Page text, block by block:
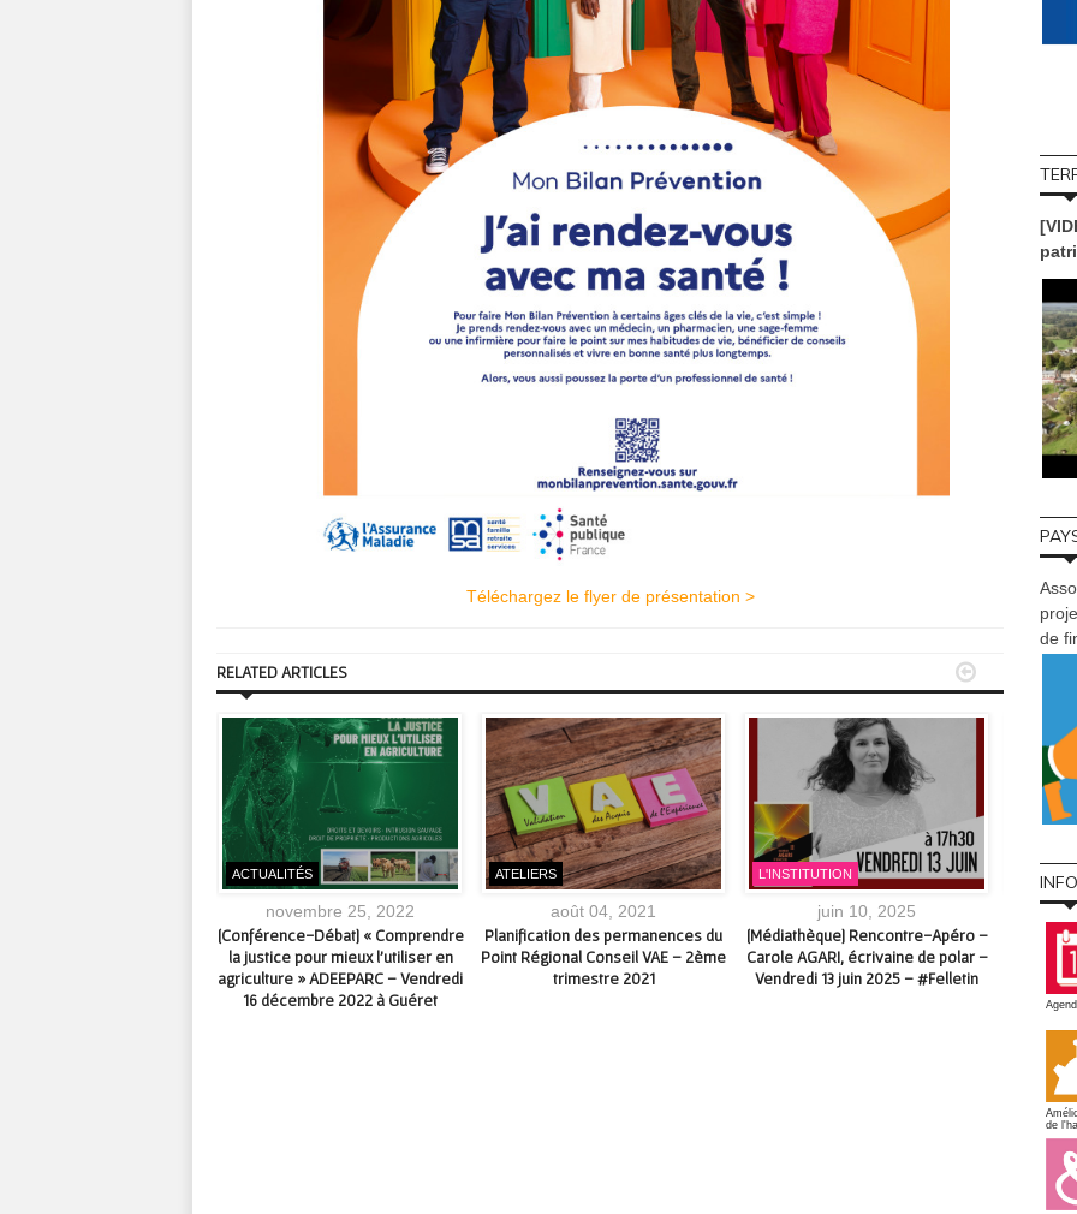
Téléchargez le flyer de présentation >
RELATED ARTICLES
ACTUALITÉS
novembre 25, 2022
[Conférence-Débat] « Comprendre
la justice pour mieux l’utiliser en
agriculture » ADEEPARC – Vendredi
16 décembre 2022 à Guéret
ATELIERS
août 04, 2021
Planification des permanences du
Point Régional Conseil VAE – 2ème
trimestre 2021
L'INSTITUTION
juin 10, 2025
[Médiathèque] Rencontre-Apéro –
Carole AGARI, écrivaine de polar –
Vendredi 13 juin 2025 – #Felletin
EMPLOI
Creuse

de
de